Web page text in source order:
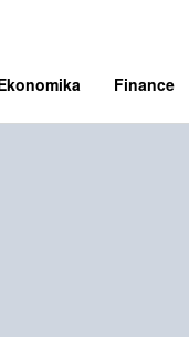
Finance